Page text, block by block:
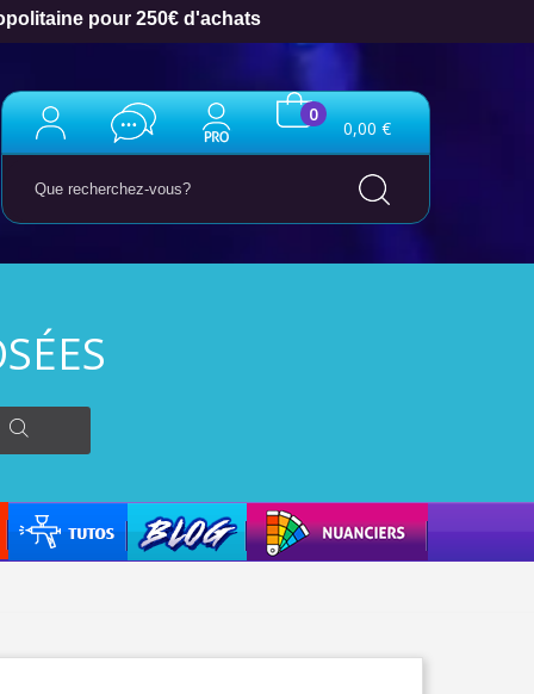
pour 250€ d'achats
: 5€ de réduction
pour 250€ d'achats
des bons d'achat
0
0,00 €
TUTO BLOG NUANCIERS